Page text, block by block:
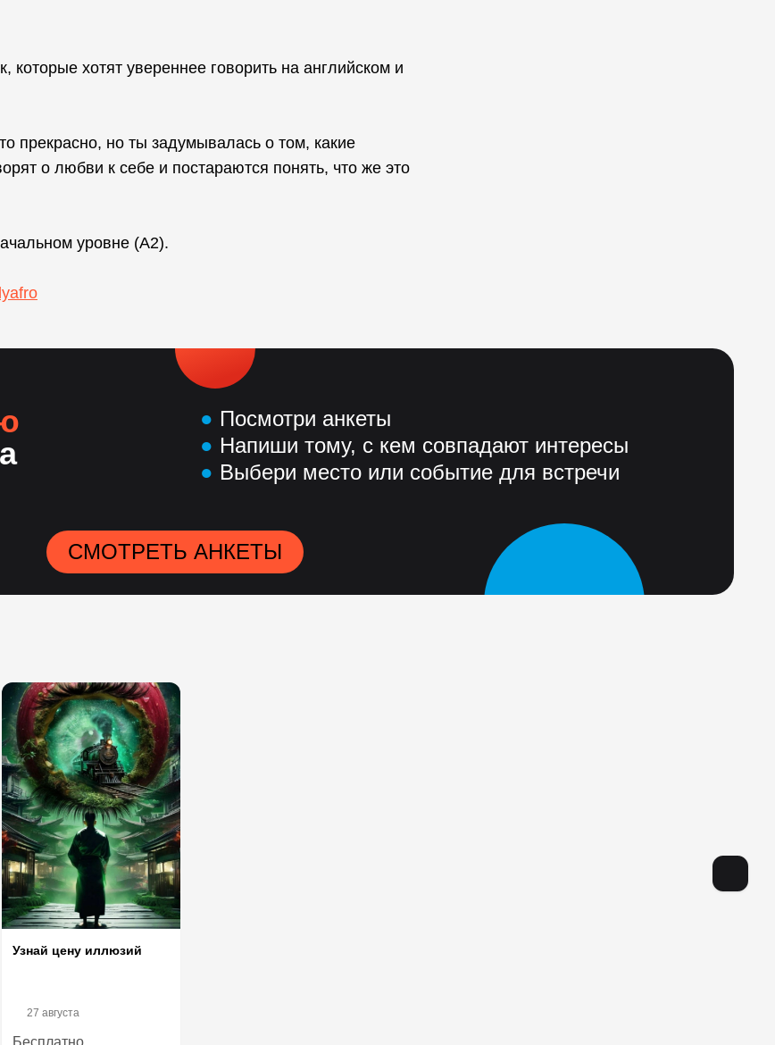
хотят увереннее говорить на английском и
прекрасно, но ты задумывалась о том, какие
о любви к себе и постараются понять, что же это
уровне (A2).
● Посмотри анкеты
● Напиши тому, с кем совпадают интересы
● Выбери место или событие для встречи
СМОТРЕТЬ АНКЕТЫ
Узнай цену иллюзий
27 августа